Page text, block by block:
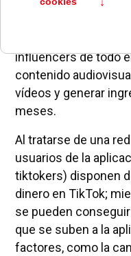
influencers de todo
contenido
vídeos y generar
meses.
Al tratarse de una
usuarios de la
tiktokers) disponen
dinero en TikTok;
se pueden
que se suben a la
factores, como la